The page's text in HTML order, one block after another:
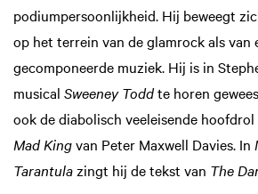
podiumpersoonlijkheid. Hij beweegt
op het terrein van de glamrock als van
gecomponeerde muziek. Hij is in
musical Sweeney Toddte horen
ook de diabolisch veeleisende hoofdrol
Mad Kingvan Peter Maxwell Davies. In
Tarantulazingt hij de tekst van The